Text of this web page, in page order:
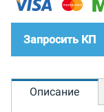
Запросить КП
Описание